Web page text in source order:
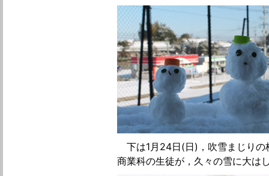
下は1月24日(日)，吹雪まじりの
商業科の生徒が，久々の雪に大は